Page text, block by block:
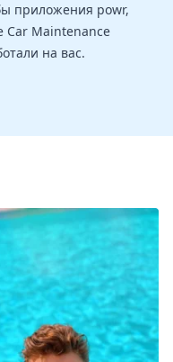
приложения powr,
Car Maintenance
на вас.